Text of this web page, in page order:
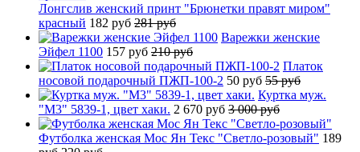
Лонгслив женский принт "Брюнетки правят миром"
красный 182 руб 281 руб
Варежки женские
Эйфел 1100 157 руб 210 руб
Платок
носовой подарочный ПЖП-100-2 50 руб 55 руб
Куртка муж.
"М3" 5839-1, цвет хаки. 2 670 руб 3 000 руб
Футболка женская Мос Ян Текс "Светло-розовый" 189